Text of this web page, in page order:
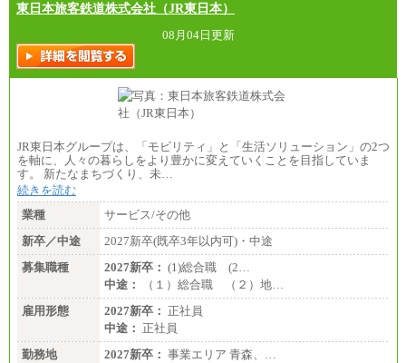
東日本旅客鉄道株式会社（JR東日本）
08月04日更新
JR東日本グループは、「モビリティ」と「生活ソリューション」の2つ
を軸に、人々の暮らしをより豊かに変えていくことを目指していま
す。 新たなまちづくり、未…
続きを読む
業種
サービス/その他
新卒／中途
2027新卒(既卒3年以内可)・中途
募集職種
2027新卒： (1)総合職 (2…
中途：
（１）総合職 （２）地…
雇用形態
2027新卒： 正社員
中途： 正社員
勤務地
2027新卒： 事業エリア 青森、…